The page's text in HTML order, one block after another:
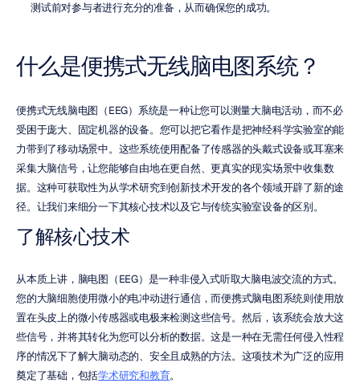
测试前对参与者进行充分的准备，从而确保您的成功。
什么是便携式无线脑电图系统？
便携式无线脑电图（EEG）系统是一种让您可以测量大脑电活动，而不必
受困于庞大、固定机器的设备。您可以把它看作是把神经科学实验室的能
力带到了移动场景中。这些系统使用配备了传感器的头戴式设备或耳塞来
采集大脑信号，让您能够自由地在更自然、更真实的现实场景中收集数
据。这种可获取性为从学术研究到创新技术开发的各个领域开辟了新的途
径。让我们来细分一下其核心技术以及它与传统实验室设备的区别。
了解核心技术
从本质上讲，脑电图（EEG）是一种非侵入式听取大脑电波交流的方式。
您的大脑细胞使用微小的电冲动进行通信，而便携式脑电图系统则使用放
置在头皮上的微小传感器或电极来检测这些信号。然后，该系统会放大这
些信号，并将其转化为您可以分析的数据。这是一种在无需任何侵入性程
序的情况下了解大脑动态的、安全且成熟的方法。这项技术为广泛的应用
奠定了基础，包括学术研究和教育。